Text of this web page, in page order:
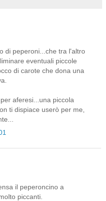
di peperoni...che tra l'altro
eventuali piccole
di carote che dona una
aferesi...una piccola
ti dispiace userò per me,
il peperoncino a
piccanti.